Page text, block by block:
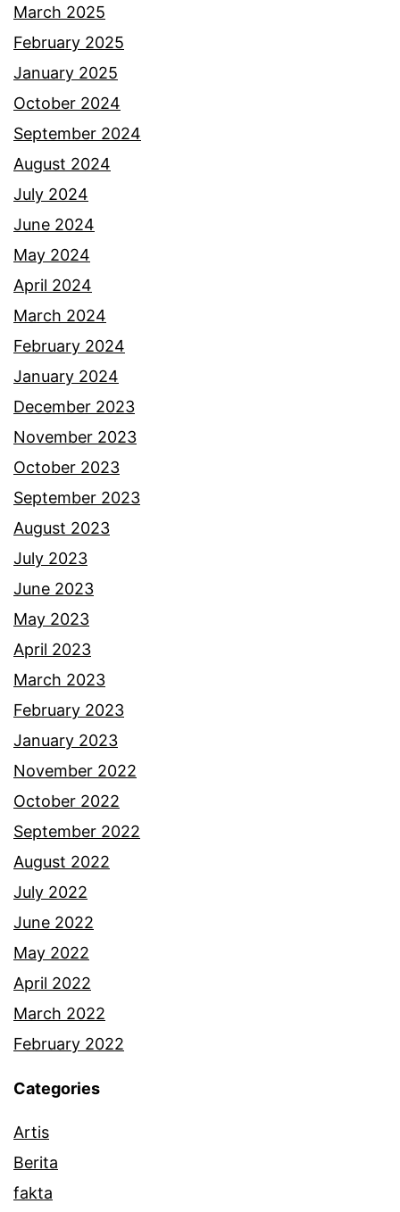
March 2025
February 2025
January 2025
October 2024
September 2024
August 2024
July 2024
June 2024
May 2024
April 2024
March 2024
February 2024
January 2024
December 2023
November 2023
October 2023
September 2023
August 2023
July 2023
June 2023
May 2023
April 2023
March 2023
February 2023
January 2023
November 2022
October 2022
September 2022
August 2022
July 2022
June 2022
May 2022
April 2022
March 2022
February 2022
Categories
Artis
Berita
fakta